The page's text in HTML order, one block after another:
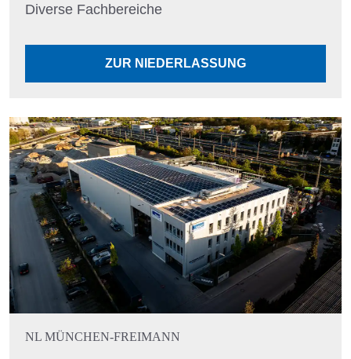
Diverse Fachbereiche
ZUR NIEDERLASSUNG
NL MÜNCHEN-FREIMANN